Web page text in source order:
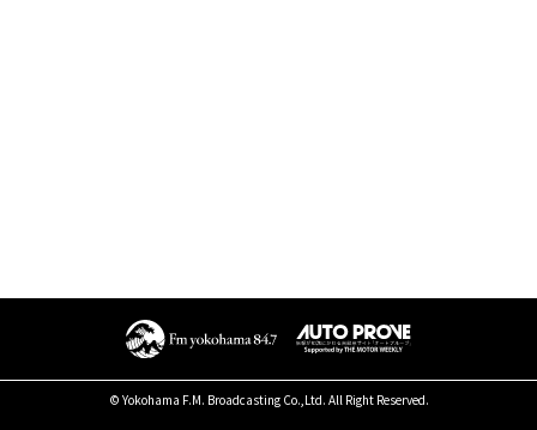
© Yokohama F.M. Broadcasting Co.,Ltd. All Right Reserved.